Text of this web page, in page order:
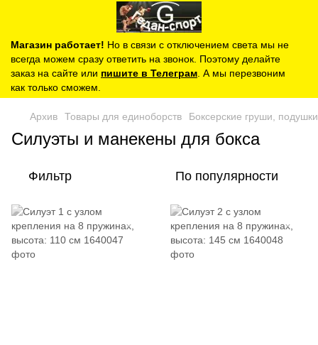
Магазин работает! Но в связи с отключением света мы не
всегда можем сразу ответить на звонок. Поэтому делайте
заказ на сайте или пишите в Телеграм . А мы перезвоним
как только сможем.
Архив Товары для единоборств Боксерские груши,
Силуэты и манекены для бокса
Фильтр По популярности